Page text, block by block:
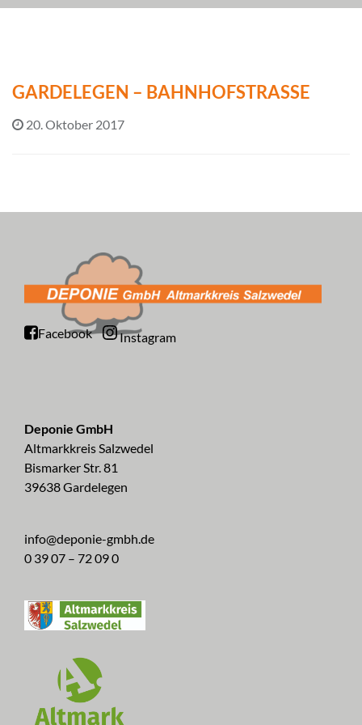
GARDELEGEN – BAHNHOFSTRASSE
20. Oktober 2017
Facebook Instagram
Deponie GmbH
Altmarkkreis Salzwedel
Bismarker Str. 81
39638 Gardelegen
info@deponie-gmbh.de
0 39 07 – 72 09 0